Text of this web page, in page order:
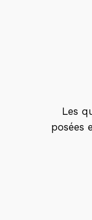
Les
posées